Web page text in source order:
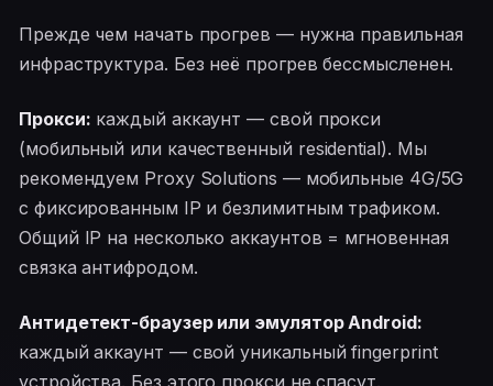
Прежде чем начать прогрев — нужна правильная
инфраструктура. Без неё прогрев бессмысленен.
Прокси: каждый аккаунт — свой прокси
(мобильный или качественный residential). Мы
рекомендуем Proxy Solutions — мобильные 4G/5G
с фиксированным IP и безлимитным трафиком.
Общий IP на несколько аккаунтов = мгновенная
связка антифродом.
Антидетект-браузер или эмулятор Android:
каждый аккаунт — свой уникальный fingerprint